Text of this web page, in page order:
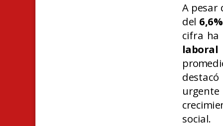
A pesar
del 6,6%
cifra ha
social.